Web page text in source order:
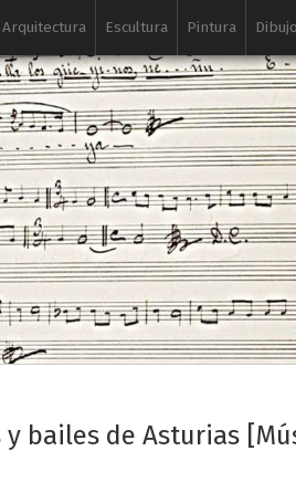
Arquitectura Escultura Pintura Dibujo
y bailes de Asturias